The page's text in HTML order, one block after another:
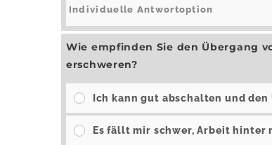
Wie empfinden Sie den Übergang
erschweren?
Ich kann gut abschalten und den
Es fällt mir schwer, Arbeit hinter